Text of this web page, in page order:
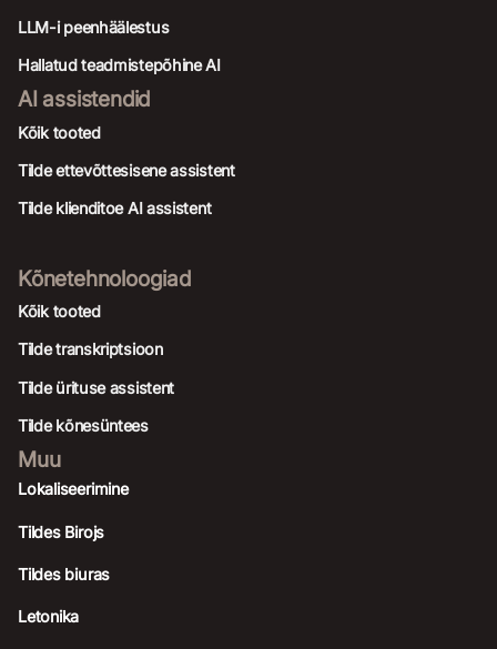
LLM-i peenhäälestus
Hallatud teadmistepõhine AI
AI assistendid
Kõik tooted
Tilde ettevõttesisene assistent
Tilde klienditoe AI assistent
Kõnetehnoloogiad
Kõik tooted
Tilde transkriptsioon
Tilde ürituse assistent
Tilde kõnesüntees
Muu
Lokaliseerimine
Tildes Birojs
Tildes biuras
Letonika